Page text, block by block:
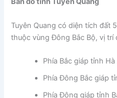
Tuyên Quang có diện tích đất
thuộc vùng Đông Bắc Bộ, vị trí
Phía Bắc giáp tỉnh Hà
Phía Đông Bắc giáp
Phía Đông giáp tỉnh